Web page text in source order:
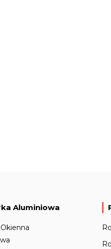
Aluminiowa